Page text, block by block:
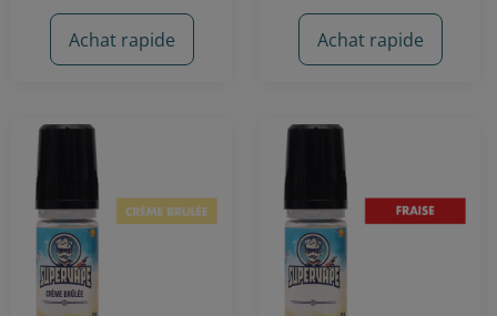
6 avis
Achat rapide 4 avis
Achat rapide